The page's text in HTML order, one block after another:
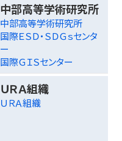
中部高等学術研究所
中部高等学術研究所
国際ＥＳＤ・ＳＤＧｓセンタ
ー
国際ＧＩＳセンター
ＵＲＡ組織
ＵＲＡ組織